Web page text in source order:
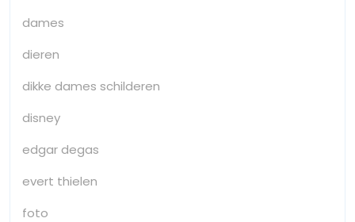
dames
dieren
dikke dames schilderen
disney
edgar degas
evert thielen
foto